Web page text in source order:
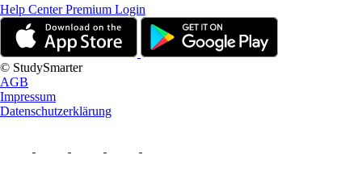
Help CenterPremium Login
© StudySmarter
AGB
Impressum
Datenschutzerklärung